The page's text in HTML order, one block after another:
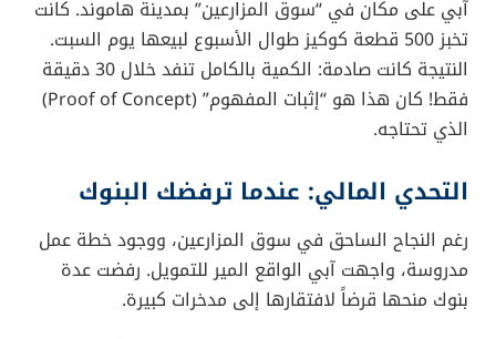
آبي على مكان في “سوق المزارعين” بمدينة هاموند. كانت
تخبز 500 قطعة كوكيز طوال الأسبوع لبيعها يوم السبت.
النتيجة كانت صادمة: الكمية بالكامل تنفد خلال 30 دقيقة
فقط! كان هذا هو “إثبات المفهوم” (Proof of Concept)
الذي تحتاجه.
التحدي المالي: عندما ترفضك البنوك
رغم النجاح الساحق في سوق المزارعين، ووجود خطة عمل
مدروسة، واجهت آبي الواقع المير للتمويل. رفضت عدة
بنوك منحها قرضاً لافتقارها إلى مدخرات كبيرة.